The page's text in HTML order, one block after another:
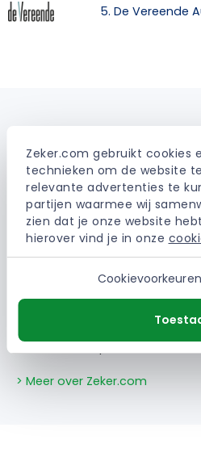
Zeker.com gebruikt cookies
technieken om de website
relevante advertenties te
partijen waarmee wij
zien dat je onze website
hierover vind je in onze
5. De Vereende
Waarom vergelijken
Vergelijken via onze website is
je via ons een verzekering of
dan ontvangen wij een
aanbieder. Jij betaalt
altijd een vaste vergoeding
onafhankelijk blijft.
Sinds 2002 helpen wij mensen
besparen op de vaste lasten.
waardoor bespaard of
> Meer over Zeker.com